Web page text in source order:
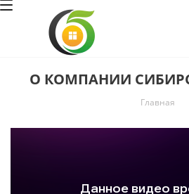
О КОМПАНИИ
Главная